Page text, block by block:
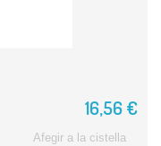
16,56 €
Afegir a la cistella